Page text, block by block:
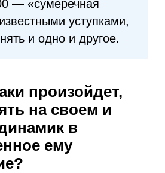
— «сумеречная
уступками,
и одно и другое.
произойдет,
на своем и
в
ему